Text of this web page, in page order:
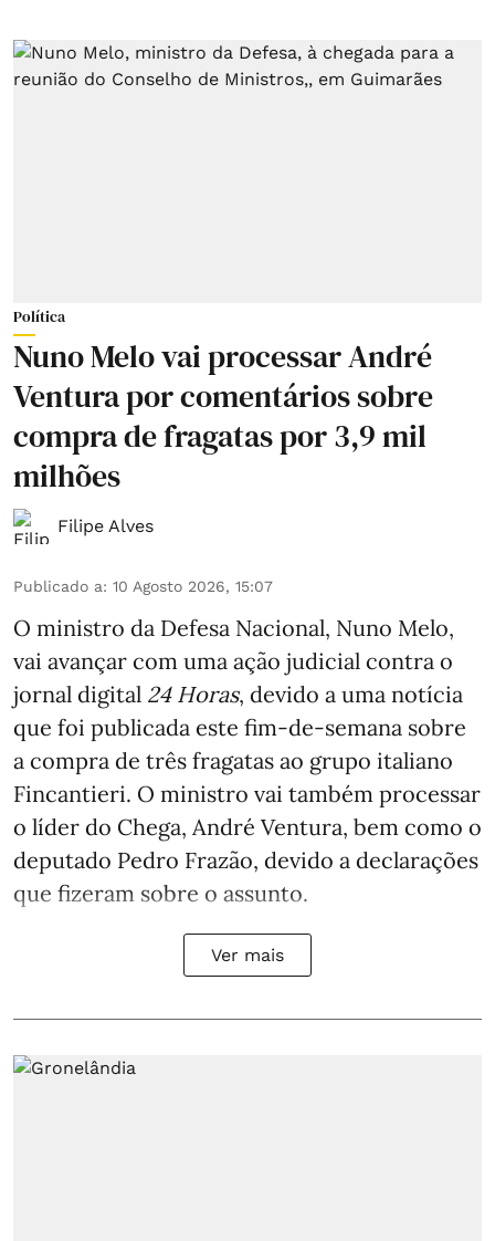
Política
Nuno Melo vai processar André
Ventura por comentários sobre
compra de fragatas por 3,9 mil
milhões
Filipe Alves
Publicado a: 10 Agosto 2026, 15:07
O ministro da Defesa Nacional, Nuno Melo,
vai avançar com uma ação judicial contra o
jornal digital 24 Horas, devido a uma notícia
que foi publicada este fim-de-semana sobre
a compra de três fragatas ao grupo italiano
Fincantieri. O ministro vai também processar
o líder do Chega, André Ventura, bem como o
deputado Pedro Frazão, devido a declarações
que fizeram sobre o assunto.
Ver mais